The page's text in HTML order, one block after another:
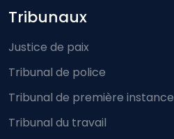
Footer-menu
Tribunaux
Justice de paix
Tribunal de police
Tribunal de première instance
Tribunal du travail